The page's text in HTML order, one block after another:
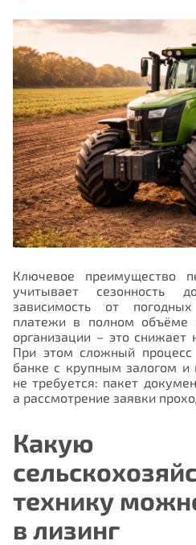
Ключевое преимущество
учитывает сезонность
зависимость от
платежи в полном объёме
организации – это снижает
При этом сложный
банке с крупным залогом и
не требуется: пакет
а рассмотрение заявки
Какую
технику
в лизинг